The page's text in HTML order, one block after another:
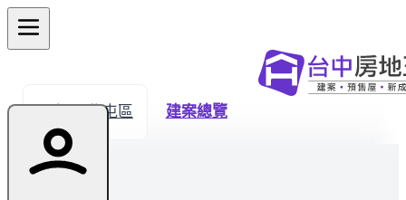
← 返回北屯區 建案總覽